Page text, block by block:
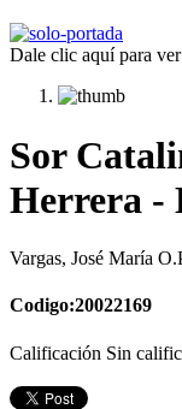
Dale clic aquí para
Sor
Herrera -
Vargas, José María
Codigo:20022169
Calificación Sin